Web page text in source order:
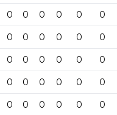
0 0 0 0 0 0
0 0 0 0 0 0
0 0 0 0 0 0
0 0 0 0 0 0
0 0 0 0 0 0